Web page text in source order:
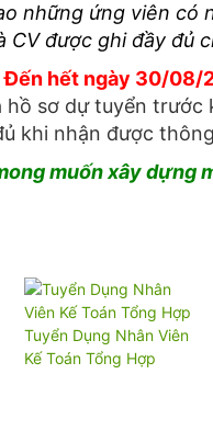
những ứng viên có
CV được ghi đầy đủ
Đến hết ngày 30/08/
hồ sơ dự tuyển
khi nhận được
muốn xây
Tuyển Dụng Nhân Viên
Kế Toán Tổng Hợp